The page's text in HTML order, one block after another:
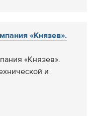
«Князев».
«Князев».
и